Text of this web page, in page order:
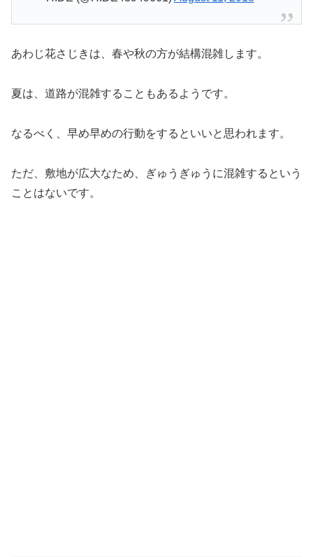
あわじ花さじきは、春や秋の方が結構混雑します。
夏は、道路が混雑することもあるようです。
なるべく、早め早めの行動をするといいと思われます。
ただ、敷地が広大なため、ぎゅうぎゅうに混雑するという
ことはないです。